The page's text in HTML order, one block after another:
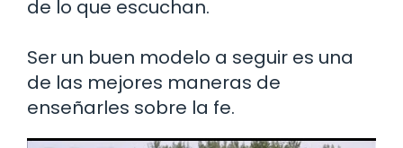
de lo que escuchan.
Ser un buen modelo a seguir es una
de las mejores maneras de
enseñarles sobre la fe.